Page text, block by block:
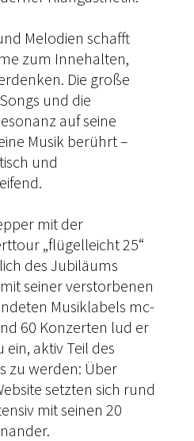
Melodien schafft
zum Innehalten,
Die große
und die
auf seine
Musik berührt –
und
mit der
„flügelleicht 25“
des Jubiläums
seiner verstorbenen
Musiklabels mc-
60 Konzerten lud er
aktiv Teil des
zu werden: Über
setzten sich rund
mit seinen 20